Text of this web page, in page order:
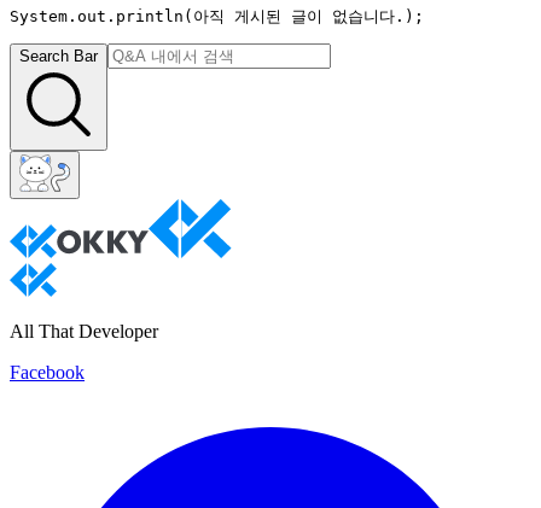
System.out.println( 아직 게시된 글이 없습니다. );
Search Bar
All That Developer
Facebook